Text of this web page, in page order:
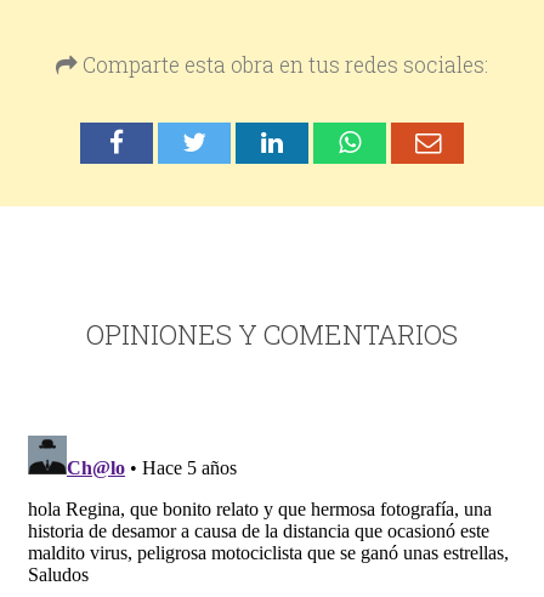
Comparte esta obra en tus redes sociales:
OPINIONES Y COMENTARIOS